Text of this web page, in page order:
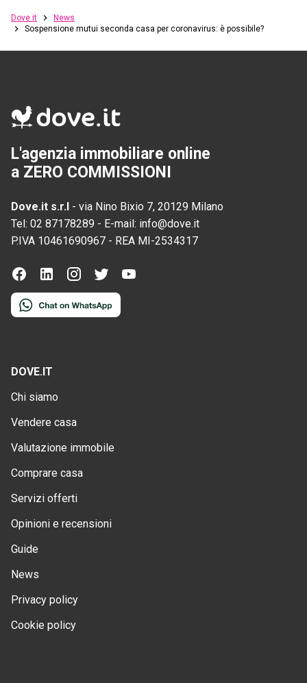
Dove.it
News
Sospensione mutui seconda casa per coronavirus: è possibile?
L'agenzia immobiliare online
a ZERO COMMISSIONI
Dove.it s.r.l - via Nino Bixio 7, 20129 Milano
Tel: 02 87178289 - E-mail: info@dove.it
P.IVA 10461690967 - REA MI-2534317
DOVE.IT
Chi siamo
Vendere casa
Valutazione immobile
Comprare casa
Servizi offerti
Opinioni e recensioni
Guide
News
Privacy policy
Cookie policy